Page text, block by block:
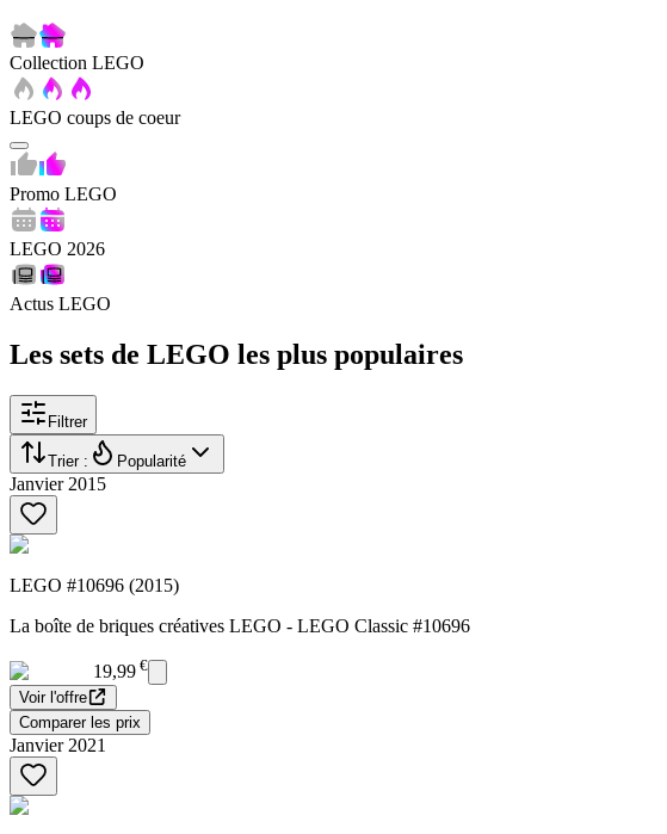
Collection LEGO
LEGO coups de coeur
Promo LEGO
LEGO 2026
Actus LEGO
Les sets de LEGO les plus populaires
Filtrer
Trier : Popularité
Janvier 2015
LEGO #10696 (2015)
La boîte de briques créatives LEGO - LEGO Classic #10696
19,99 €
Voir l'offre
Comparer les prix
Janvier 2021